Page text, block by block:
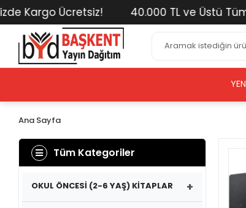
Ücretsiz! 40.000 TL ve Üstü Tüm
Ana Sayfa
Tüm Kategoriler
OKUL ÖNCESİ (2-6 YAŞ) KİTAPLAR +